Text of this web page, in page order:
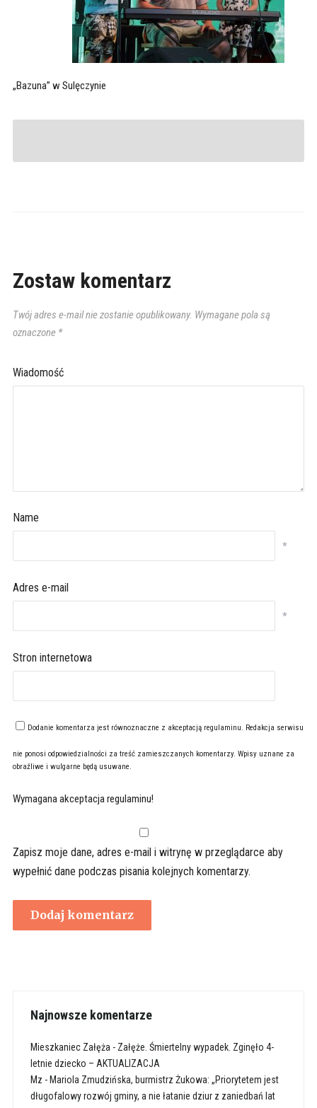
„Bazuna” w Sulęczynie
Zostaw komentarz
Twój adres e-mail nie zostanie opublikowany. Wymagane pola są
oznaczone *
Wiadomość
Name
*
Adres e-mail
*
Stron internetowa
Dodanie komentarza jest równoznaczne z akceptacją regulaminu. Redakcja serwisu
nie ponosi odpowiedzialności za treść zamieszczanych komentarzy. Wpisy uznane za
obraźliwe i wulgarne będą usuwane.
Wymagana akceptacja regulaminu!
Zapisz moje dane, adres e-mail i witrynę w przeglądarce aby
wypełnić dane podczas pisania kolejnych komentarzy.
Najnowsze komentarze
Mieszkaniec Załęża - Załęże. Śmiertelny wypadek. Zginęło 4-
letnie dziecko – AKTUALIZACJA
Mz - Mariola Zmudzińska, burmistrz Żukowa: „Priorytetem jest
długofalowy rozwój gminy, a nie łatanie dziur z zaniedbań lat